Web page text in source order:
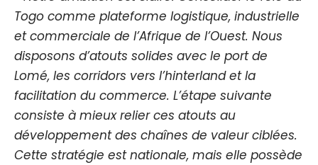
Togo comme plateforme logistique, industrielle
et commerciale de l’Afrique de l’Ouest. Nous
disposons d’atouts solides avec le port de
Lomé, les corridors vers l’hinterland et la
facilitation du commerce. L’étape suivante
consiste à mieux relier ces atouts au
développement des chaînes de valeur ciblées.
Cette stratégie est nationale, mais elle possède